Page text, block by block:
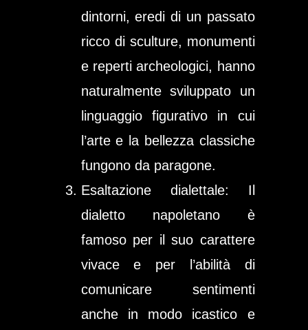
dintorni, eredi di un passato
ricco di sculture, monumenti
e reperti archeologici, hanno
naturalmente sviluppato un
linguaggio figurativo in cui
l’arte e la bellezza classiche
fungono da paragone.
Esaltazione dialettale: Il
dialetto napoletano è
famoso per il suo carattere
vivace e per l’abilità di
comunicare sentimenti
anche in modo icastico e